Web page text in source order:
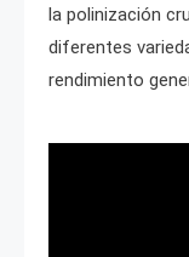
la polinización
diferentes
rendimiento